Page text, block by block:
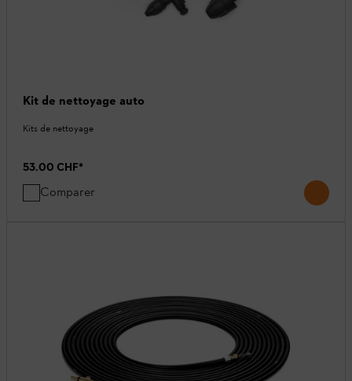
Kit de nettoyage auto
Kits de nettoyage
53.00 CHF*
Comparer